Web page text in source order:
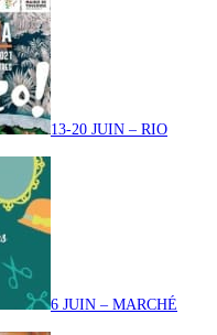
13-20 JUIN – RIO
6 JUIN – MARCHÉ